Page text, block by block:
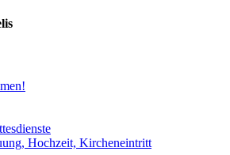
Hochzeit, Kircheneintritt